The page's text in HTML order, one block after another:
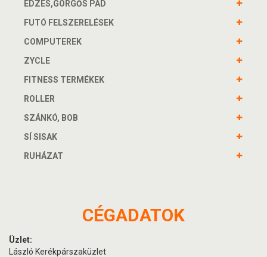
EDZÉS,GÖRGŐS PAD
FUTÓ FELSZERELÉSEK
COMPUTEREK
ZYCLE
FITNESS TERMÉKEK
ROLLER
SZÁNKÓ, BOB
SÍ SISAK
RUHÁZAT
CÉGADATOK
Üzlet:
László Kerékpárszaküzlet